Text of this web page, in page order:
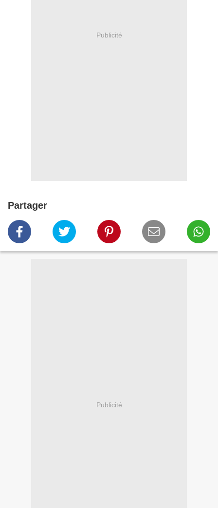
Publicité
Partager
Publicité